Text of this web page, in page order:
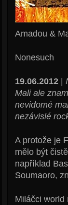
Amadou &
Nonesuch
19.06.2012|
Mali ale
nevidomé
nezávislé
A protože je
mělo být
například
Soumaoro,
Miláčci world